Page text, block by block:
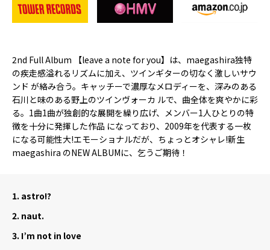
2nd Full Album 【leave a note for you】は、maegashira独特
の疾走感溢れるリズムに加え、ツインギターの切なく激しいサウ
ンド が絡み合う。キャッチーで濃厚なメロディーを、深みのある
石川と味のある野上のツインヴォーカ ルで、曲全体を爽やかに彩
る。1曲1曲が独創的な展開を繰り広げ、メンバー1人ひとりの特
徴を十分に発揮した作品 になっており、2009年を代表する一枚
になる可能性大!エモーショナルだが、ちょっとオシャレ!新生
maegashira のNEW ALBUMに、乞うご期待！
1. astro!?
2. naut.
3. I’m not in love